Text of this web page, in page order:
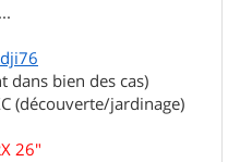
dans bien des cas)
(découverte/jardinage)
26"